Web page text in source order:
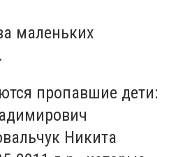
маленьких
пропавшие дети:
Никита